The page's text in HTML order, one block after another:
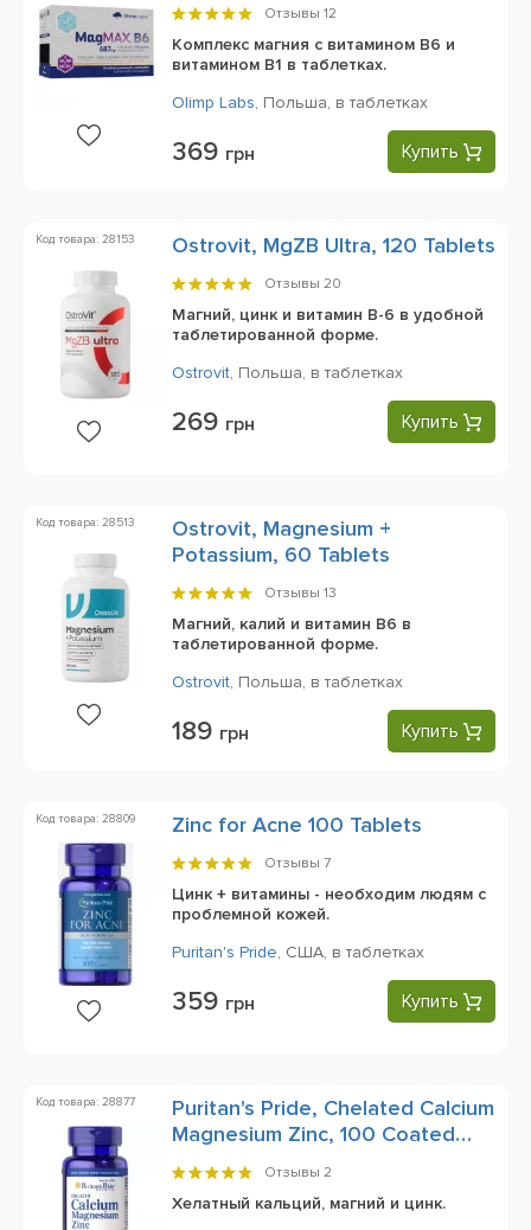
Отзывы 12
Комплекс магния с витамином B6 и
витамином B1 в таблетках.
Olimp Labs, Польша, в таблетках
369 грн Купить
Код товара: 28153 Ostrovit, MgZB Ultra, 120 Tablets
Отзывы 20
Магний, цинк и витамин B-6 в удобной
таблетированной форме.
Ostrovit, Польша, в таблетках
269 грн Купить
Код товара: 28513
Ostrovit, Magnesium +
Potassium, 60 Tablets
Отзывы 13
Магний, калий и витамин B6 в
таблетированной форме.
Ostrovit, Польша, в таблетках
189 грн Купить
Код товара: 28809 Zinc for Acne 100 Tablets
Отзывы 7
Цинк + витамины - необходим людям с
проблемной кожей.
Puritan's Pride, США, в таблетках
359 грн Купить
Код товара: 28877
Puritan's Pride, Chelated Calcium
Magnesium Zinc, 100 Coated
Caplets
Отзывы 2
Хелатный кальций, магний и цинк.